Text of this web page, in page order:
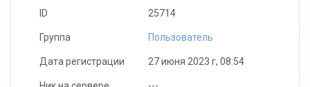
ID 25714
Группа Пользователь
Дата регистрации 27 июня 2023 г, 08:54